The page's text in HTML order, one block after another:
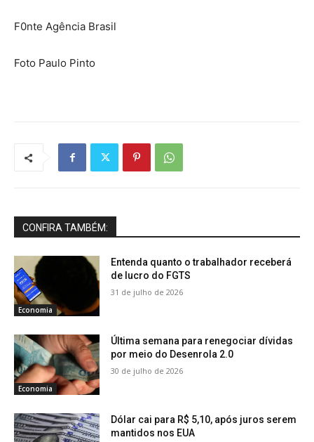
F0nte Agência Brasil
Foto Paulo Pinto
CONFIRA TAMBÉM:
Economia
Entenda quanto o trabalhador receberá
de lucro do FGTS
31 de julho de 2026
Economia
Última semana para renegociar dívidas
por meio do Desenrola 2.0
30 de julho de 2026
Dólar cai para R$ 5,10, após juros serem
mantidos nos EUA